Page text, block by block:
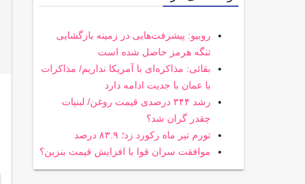
روبیو: پیشرفت‌هایی در زمینه بازگشایی
تنگه هرمز حاصل شده است
بقائی: مذاکره‌ای با آمریکا نداریم/ مذاکرات
با عمان با جدیت ادامه دارد
رشد ۳۴۴ درصدی قیمت روغن/ لبنیات
چقدر گران شد؟
تورم تیر ماه رکورد زد؛ ۸۳.۹ درصد
موافقت سران قوا با افزایش قیمت بنزین؟